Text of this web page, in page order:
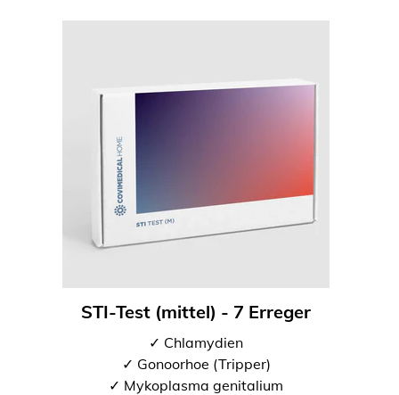
STI-Test (mittel) - 7 Erreger
✓ Chlamydien
✓ Gonoorhoe (Tripper)
✓ Mykoplasma genitalium